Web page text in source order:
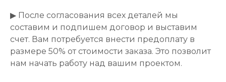
▶ После согласования всех деталей мы
составим и подпишем договор и выставим
счет. Вам потребуется внести предоплату в
размере 50% от стоимости заказа. Это позволит
нам начать работу над вашим проектом.